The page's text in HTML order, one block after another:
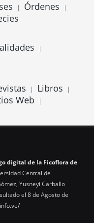
| Órdenes |
|
| Libros |
Web |
digital de la Ficoflora de
Central de
Yusneyi Carballo
el 8 de Agosto de